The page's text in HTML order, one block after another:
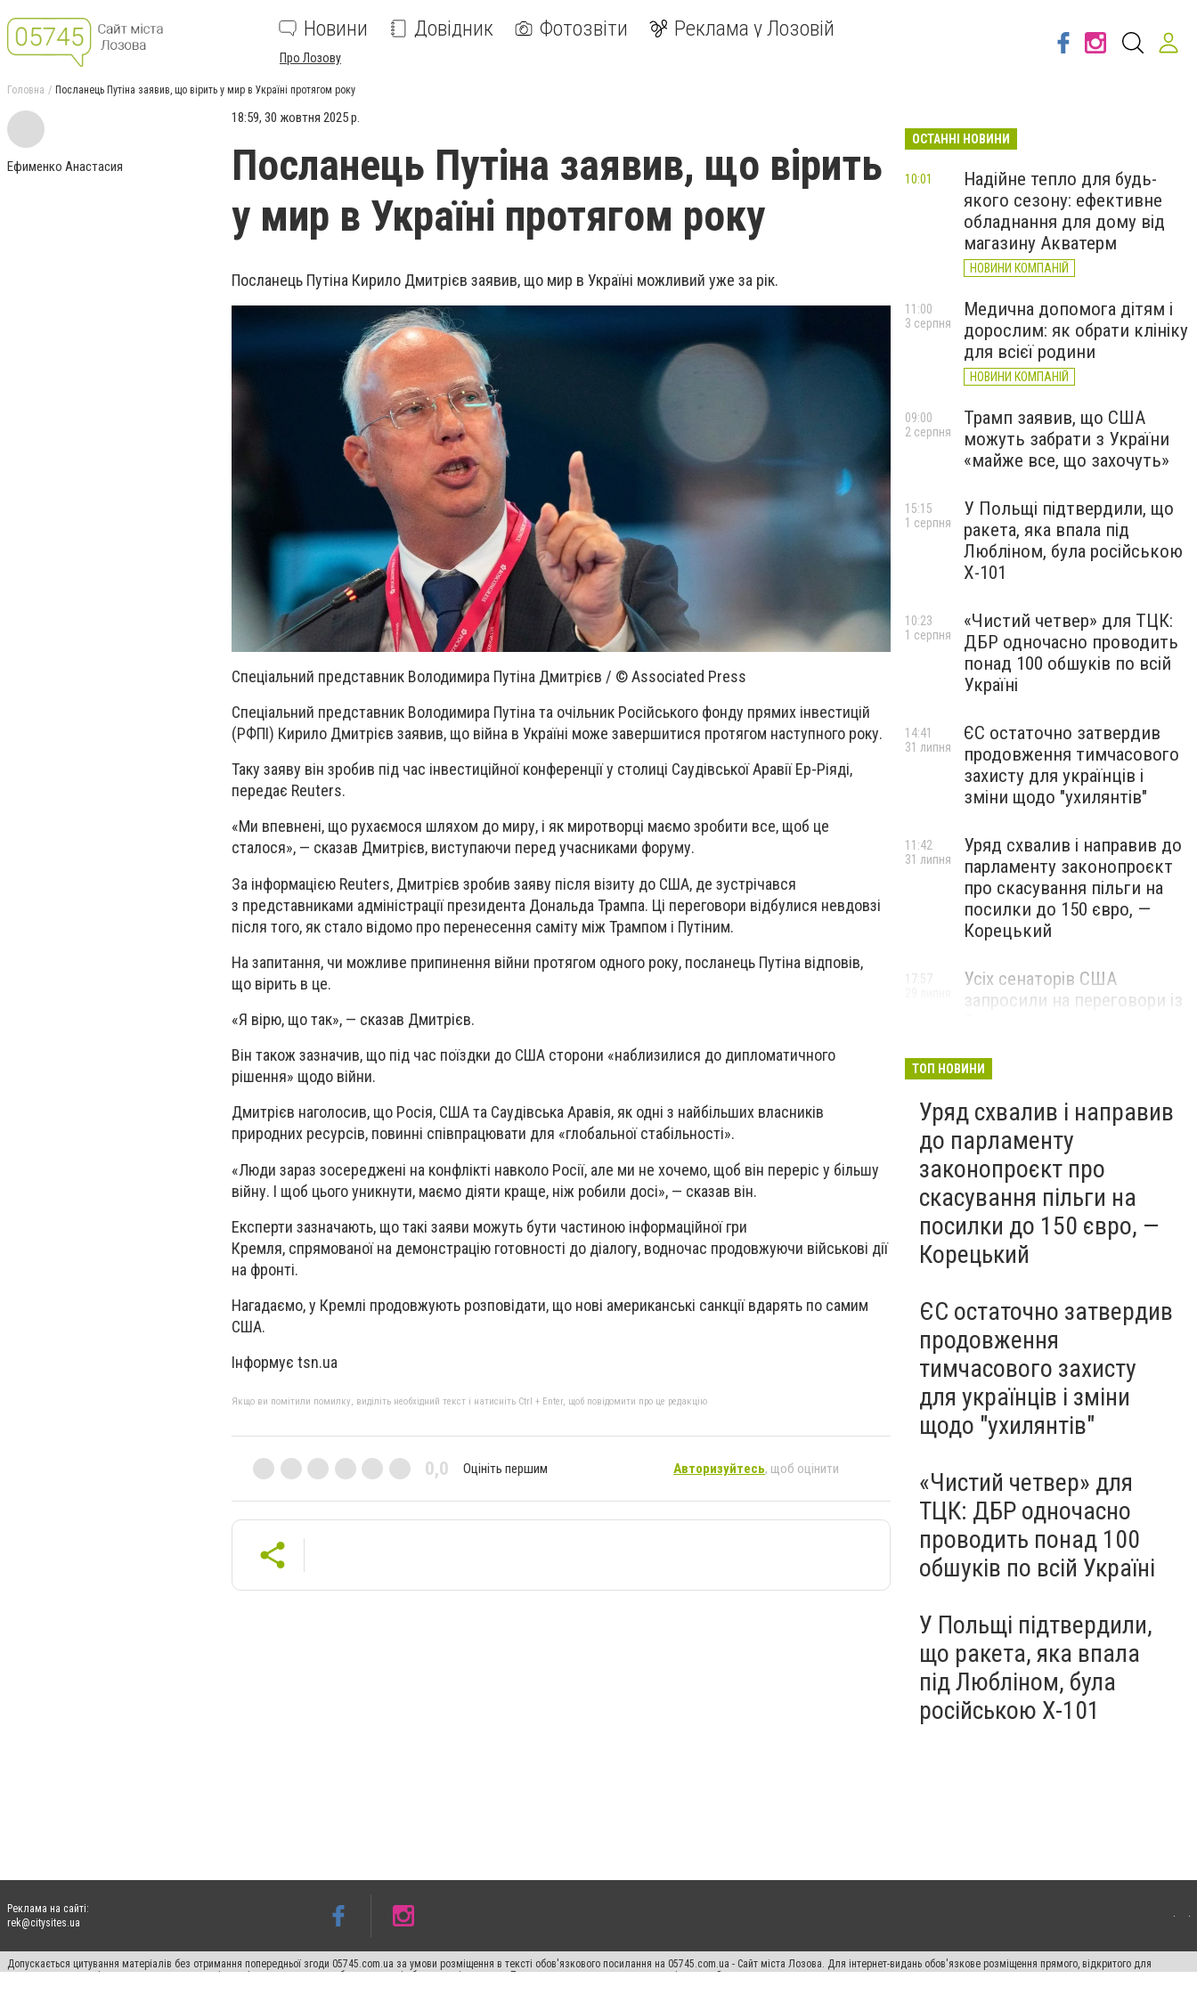
Новини Довідник Фотозвіти Реклама у Лозовій
Про Лозову
Головна Посланець Путіна заявив, що вірить у мир в Україні протягом року
Ефименко Анастасия
18:59, 30 жовтня 2025 р.
Посланець Путіна заявив, що вірить
у мир в Україні протягом року
Посланець Путіна Кирило Дмитрієв заявив, що мир в Україні можливий уже за рік.
Спеціальний представник Володимира Путіна Дмитрієв / © Associated Press
Спеціальний представник Володимира Путіна та очільник Російського фонду прямих інвестицій
(РФПІ) Кирило Дмитрієв заявив, що війна в Україні може завершитися протягом наступного року.
Таку заяву він зробив під час інвестиційної конференції у столиці Саудівської Аравії Ер-Ріяді,
передає Reuters.
«Ми впевнені, що рухаємося шляхом до миру, і як миротворці маємо зробити все, щоб це
сталося», — сказав Дмитрієв, виступаючи перед учасниками форуму.
За інформацією Reuters, Дмитрієв зробив заяву після візиту до США, де зустрічався
з представниками адміністрації президента Дональда Трампа. Ці переговори відбулися невдовзі
після того, як стало відомо про перенесення саміту між Трампом і Путіним.
На запитання, чи можливе припинення війни протягом одного року, посланець Путіна відповів,
що вірить в це.
«Я вірю, що так», — сказав Дмитрієв.
Він також зазначив, що під час поїздки до США сторони «наблизилися до дипломатичного
рішення» щодо війни.
Дмитрієв наголосив, що Росія, США та Саудівська Аравія, як одні з найбільших власників
природних ресурсів, повинні співпрацювати для «глобальної стабільності».
«Люди зараз зосереджені на конфлікті навколо Росії, але ми не хочемо, щоб він переріс у більшу
війну. І щоб цього уникнути, маємо діяти краще, ніж робили досі», — сказав він.
Експерти зазначають, що такі заяви можуть бути частиною інформаційної гри
Кремля, спрямованої на демонстрацію готовності до діалогу, водночас продовжуючи військові дії
на фронті.
Нагадаємо, у Кремлі продовжують розповідати, що нові американські санкції вдарять по самим
США.
Інформує tsn.ua
Якщо ви помітили помилку, виділіть необхідний текст і натисніть Ctrl + Enter, щоб повідомити про це редакцію
0,0 Оцініть першим Авторизуйтесь, щоб оцінити
ОСТАННІ НОВИНИ
Надійне тепло для будь-
якого сезону: ефективне
обладнання для дому від
магазину Акватерм
НОВИНИ КОМПАНІЙ
10:01
Медична допомога дітям і
дорослим: як обрати клініку
для всієї родини
НОВИНИ КОМПАНІЙ
11:00
3 серпня
Трамп заявив, що США
можуть забрати з України
«майже все, що захочуть»
09:00
2 серпня
У Польщі підтвердили, що
ракета, яка впала під
Любліном, була російською
Х-101
15:15
1 серпня
«Чистий четвер» для ТЦК:
ДБР одночасно проводить
понад 100 обшуків по всій
Україні
10:23
1 серпня
ЄС остаточно затвердив
продовження тимчасового
захисту для українців і
зміни щодо "ухилянтів"
14:41
31 липня
Уряд схвалив і направив до
парламенту законопроєкт
про скасування пільги на
посилки до 150 євро, —
Корецький
11:42
31 липня
Усіх сенаторів США
запросили на переговори із
Росії, – The Hill
17:57
ТОП НОВИНИ
Уряд схвалив і направив
до парламенту
законопроєкт про
скасування пільги на
посилки до 150 євро, —
Корецький
ЄС остаточно затвердив
продовження
тимчасового захисту
для українців і зміни
щодо "ухилянтів"
«Чистий четвер» для
ТЦК: ДБР одночасно
проводить понад 100
обшуків по всій Україні
У Польщі підтвердили,
що ракета, яка впала
під Любліном, була
російською Х-101
Реклама на сайті:
rek@citysites.ua
Допускається цитування матеріалів без отримання попередньої згоди 05745.com.ua за умови розміщення в тексті обов'язкового посилання на 05745.com.ua - Сайт міста Лозова. Для інтернет-видань обов'язкове розміщення прямого, відкритого для
пошукових систем гіперпосилання на цитовані статті не нижче другого абзацу в тексті або в якості джерела. Порушення виняткових прав переслідується Законом.